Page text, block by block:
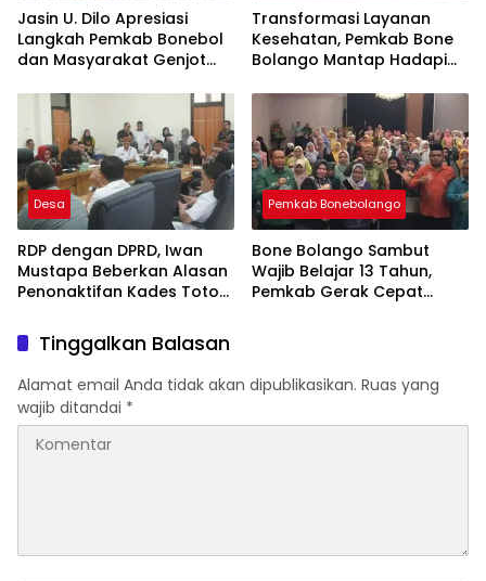
Jasin U. Dilo Apresiasi
Langkah Pemkab Bonebol
dan Masyarakat Genjot
Transformasi Layanan
Kesehatan, Pemkab Bone
Bolango Mantap Hadapi
Desa
RDP dengan DPRD, Iwan
Mustapa Beberkan Alasan
Penonaktifan Kades Toto
Pemkab Bonebolango
Bone Bolango Sambut
Wajib Belajar 13 Tahun,
Pemkab Gerak Cepat
Tinggalkan Balasan
Alamat email Anda tidak akan dipublikasikan. Ruas yang
wajib ditandai *